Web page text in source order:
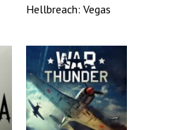
Hellbreach: Vegas